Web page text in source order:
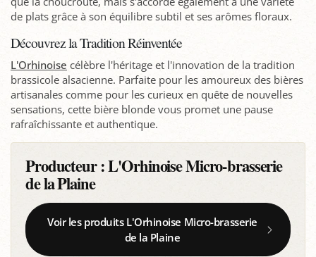
de plats grâce à son équilibre subtil et ses arômes floraux.
Découvrez la Tradition Réinventée
L'Orhinoise célèbre l'héritage et l'innovation de la tradition
brassicole alsacienne. Parfaite pour les amoureux des bières
artisanales comme pour les curieux en quête de nouvelles
sensations, cette bière blonde vous promet une pause
rafraîchissante et authentique.
Producteur :L'Orhinoise Micro-brasserie
de la Plaine
Voir les produits L'Orhinoise Micro-brasserie
de la Plaine